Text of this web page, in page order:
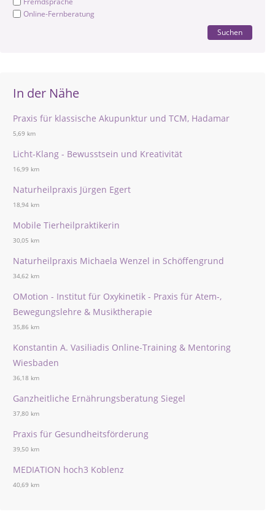
Online-Fernberatung
Suchen
In der Nähe
Praxis für klassische Akupunktur und TCM, Hadamar
5,69 km
Licht-Klang - Bewusstsein und Kreativität
16,99 km
Naturheilpraxis Jürgen Egert
18,94 km
Mobile Tierheilpraktikerin
30,05 km
Naturheilpraxis Michaela Wenzel in Schöffengrund
34,62 km
OMotion - Institut für Oxykinetik - Praxis für Atem-,
Bewegungslehre & Musiktherapie
35,86 km
Konstantin A. Vasiliadis Online-Training & Mentoring
Wiesbaden
36,18 km
Ganzheitliche Ernährungsberatung Siegel
37,80 km
Praxis für Gesundheitsförderung
39,50 km
MEDIATION hoch3 Koblenz
40,69 km